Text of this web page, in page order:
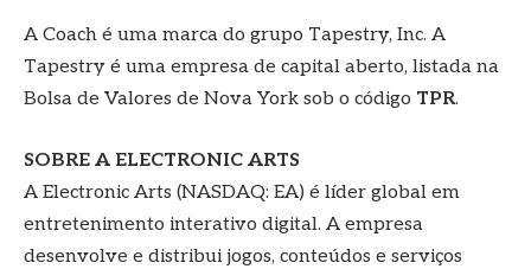
A Coach é uma marca do grupo Tapestry, Inc. A
Tapestry é uma empresa de capital aberto, listada na
Bolsa de Valores de Nova York sob o código TPR.
SOBRE A ELECTRONIC ARTS
A Electronic Arts (NASDAQ: EA) é líder global em
entretenimento interativo digital. A empresa
desenvolve e distribui jogos, conteúdos e serviços